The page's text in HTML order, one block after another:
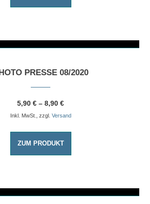
mehrere Varianten auf. Die Optionen können auf der Produktseite gewählt werden
PRESSE 08/2020
5,90 € – 8,90 €
Inkl. MwSt., zzgl. Versand
ZUM PRODUKT
mehrere Varianten auf. Die Optionen können auf der Produktseite gewählt werden